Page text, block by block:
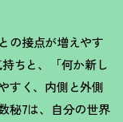
の接点が増えやす
ちと、「何か新し
すく、内側と外側
秘7は、自分の世界